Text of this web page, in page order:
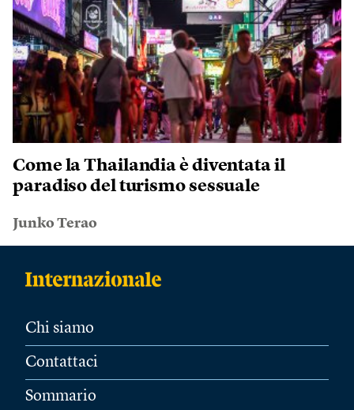
Come la Thailandia è diventata il
paradiso del turismo sessuale
Junko Terao
Chi siamo
Contattaci
Sommario